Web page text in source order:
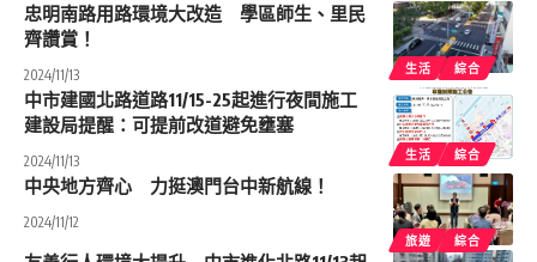
生活 綜合
忠明南路用路環境大改造 學區師生、里民
齊讚賞！
2024/11/13
生活 綜合
中市建國北路道路11/15-25起進行夜間施工
建設局提醒：可提前改道避免壅塞
2024/11/13
旅遊 綜合
中央地方齊心 力挺澳門台中新航線！
2024/11/12